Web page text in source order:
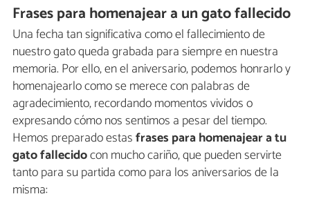
Frases para homenajear a un gato fallecido
Una fecha tan significativa como el fallecimiento de
nuestro gato queda grabada para siempre en nuestra
memoria. Por ello, en el aniversario, podemos honrarlo y
homenajearlo como se merece con palabras de
agradecimiento, recordando momentos vividos o
expresando cómo nos sentimos a pesar del tiempo.
Hemos preparado estasfrases para homenajear a tu
gato fallecidocon mucho cariño, que pueden servirte
tanto para su partida como para los aniversarios de la
misma: